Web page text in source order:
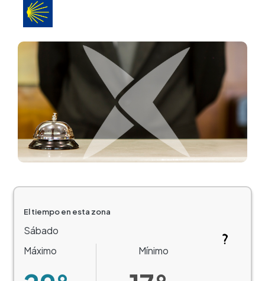
Imagen
El tiempo en esta zona
Sábado
Máximo
Mínimo